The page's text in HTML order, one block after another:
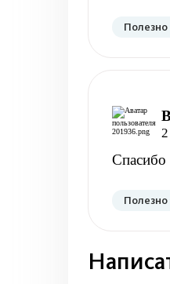
Полезно
Полезно